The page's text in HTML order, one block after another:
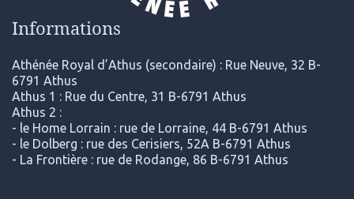
Informations
Athénée Royal d’Athus (secondaire) : Rue Neuve, 32 B-
6791 Athus
Athus 1 : Rue du Centre, 31 B-6791 Athus
Athus 2 :
- le Home Lorrain : rue de Lorraine, 44 B-6791 Athus
- le Dolberg : rue des Cerisiers, 52A B-6791 Athus
- La Frontière : rue de Rodange, 86 B-6791 Athus